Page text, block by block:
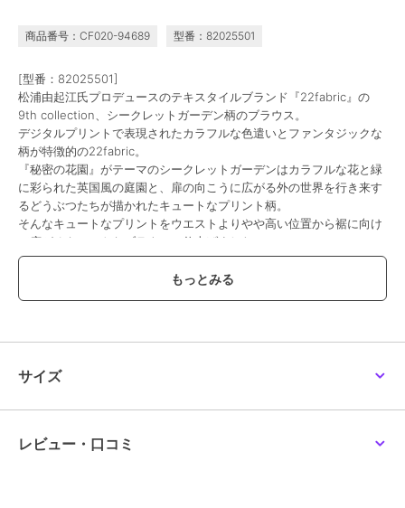
商品番号：CF020-94689 型番：82025501
[型番：82025501]
松浦由起江氏プロデュースのテキスタイルブランド『22fabric』の
9th collection、シークレットガーデン柄のブラウス。
デジタルプリントで表現されたカラフルな色遣いとファンタジックな
柄が特徴的の22fabric。
『秘密の花園』がテーマのシークレットガーデンはカラフルな花と緑
に彩られた英国風の庭園と、扉の向こうに広がる外の世界を行き来す
るどうぶつたちが描かれたキュートなプリント柄。
そんなキュートなプリントをウエストよりやや高い位置から裾に向け
て広がるキュートなブラウスに仕上げました。
お袖はボリュームを持たせているので1枚で愛らしい印象に。
ベージュ、ネイビーの全2色。
************************************
生地感: 普通
裏 地: 裏なし
サイズ
レビュー・口コミ